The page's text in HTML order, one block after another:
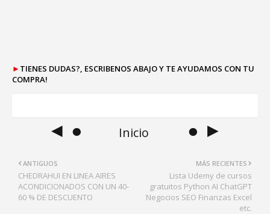
► TIENES DUDAS?, ESCRIBENOS ABAJO Y TE AYUDAMOS CON TU
COMPRA!
◄ ● Inicio ● ►
MÁS RECIENTES
Lista Udemy de cursos
gratuitos Python AI ChatGPT
Negocios SEO Finanzas Excel
etc.
ANTIGUOS
CHEDRAHUI EN LINEA AIRES
ACONDICIONADOS CON UN 40-
60 % DE DESCUENTO